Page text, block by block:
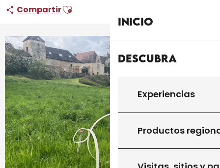
Inicio
Descubra
Experiencias
Productos
CompartirAjouter aux favoris
+1 foto